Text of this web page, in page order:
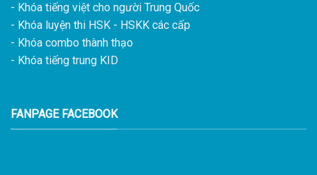
- Khóa tiếng việt cho người Trung Quốc
- Khóa luyện thi HSK - HSKK các cấp
- Khóa combo thành thạo
- Khóa tiếng trung KID
FANPAGE FACEBOOK